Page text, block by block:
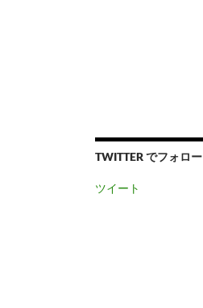
TWITTER でフォロー
ツイート